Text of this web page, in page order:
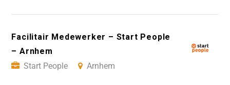
Facilitair Medewerker – Start People
– Arnhem
Start People
Arnhem